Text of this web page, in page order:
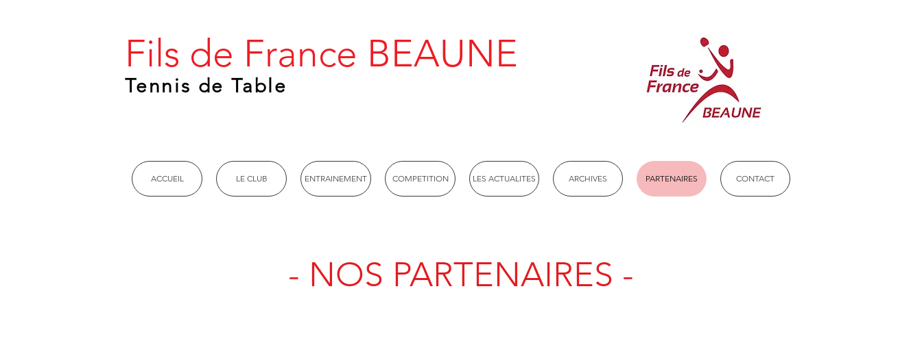
Fils de France BEAUNE
Tennis de Table
ACCUEIL LE CLUB ENTRAINEMENT COMPETITION LES ACTUALITES ARCHIVES PARTENAIRES CONTACT
- NOS PARTENAIRES -